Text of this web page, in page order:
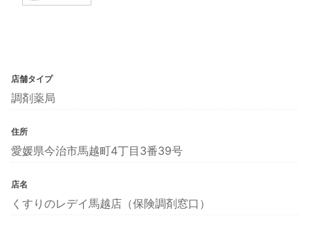
店舗タイプ
調剤薬局
住所
愛媛県今治市馬越町4丁目3番39号
店名
くすりのレデイ馬越店（保険調剤窓口）